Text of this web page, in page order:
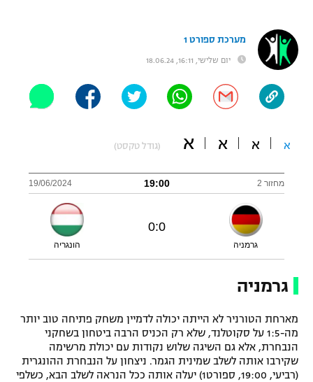
"מעל הליגה" – פודקאסט
"מחצית בשכונה" – פודקאסט
תקנון משתתפים וזוכים בפרסים
תקנון עבור פעילות אלקטרה
תקנון עבור פעילות ספורט 1 – "מרלן"
טניס
גיימינג E-Sports
תנאי שימוש
מדיניות פרטיות
תקנון פעילות ספורט 1
בני יהודה
היאבקות WWE
אופניים
פוטבול אמריקאי NFL
בייסבול MLB
ספורט אתגרי ואקסטרים
אומנויות לחימה
גיימינג E-Sports
מערכת ספורט 1
יום שלישי, 16:11, 18.06.24
א א א א (גודל טקסט)
מחזור 2 19:00
19/06/2024
גרמניה
0
:
0
הונגריה
גרמניה
מארחת הטורניר לא הייתה יכולה לדמיין משחק פתיחה טוב יותר
מה-1:5 על סקוטלנד, שלא רק הכניס הרבה ביטחון בשחקני
הנבחרת, אלא גם השיגה שלוש נקודות עם יכולת מרשימה
שקירבו אותה לשלב שמינית הגמר. ניצחון על הנבחרת ההונגרית
(רביעי, 19:00, ספורט1) יעלה אותה ככל הנראה לשלב הבא, כשלפי